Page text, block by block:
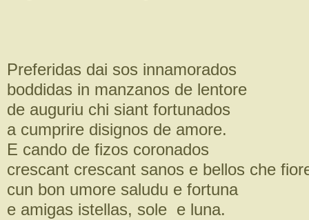
Preferidas dai sos innamorados
boddidas in manzanos de lentore
de auguriu chi siant fortunados
a cumprire disignos de amore.
E cando de fizos coronados
crescant crescant sanos e bellos che
cun bon umore saludu e fortuna
e amigas istellas, sole e luna.